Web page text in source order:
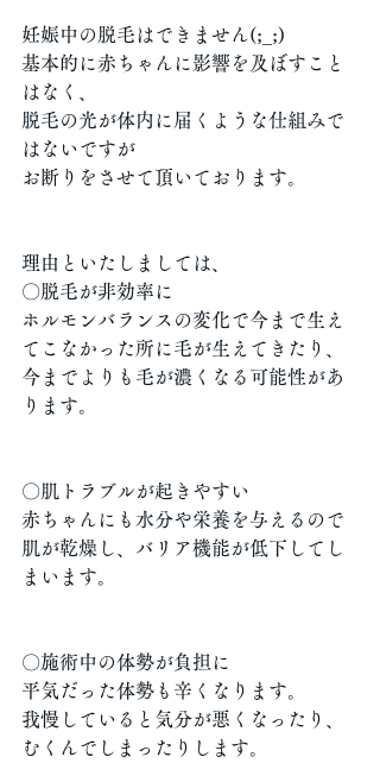
妊娠中の脱毛はできません(;_;)
基本的に赤ちゃんに影響を及ぼすこと
はなく、
脱毛の光が体内に届くような仕組みで
はないですが
お断りをさせて頂いております。
理由といたしましては、
〇脱毛が非効率に
ホルモンバランスの変化で今まで生え
てこなかった所に毛が生えてきたり、
今までよりも毛が濃くなる可能性があ
ります。
〇肌トラブルが起きやすい
赤ちゃんにも水分や栄養を与えるので
肌が乾燥し、バリア機能が低下してし
まいます。
〇施術中の体勢が負担に
平気だった体勢も辛くなります。
我慢していると気分が悪くなったり、
むくんでしまったりします。